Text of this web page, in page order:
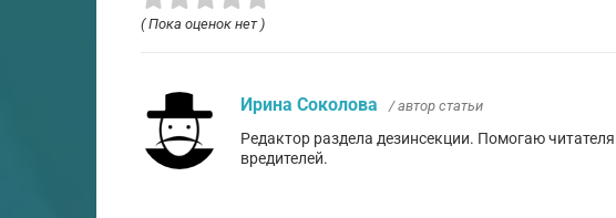
( Пока оценок нет )
Ирина Соколова / автор статьи
Редактор раздела дезинсекции. Помогаю
вредителей.